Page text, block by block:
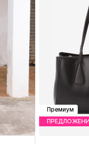
Премиум